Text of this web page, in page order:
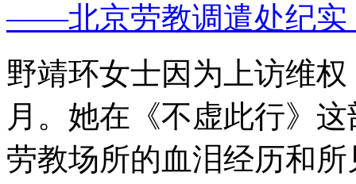
——北京劳教调遣处纪实
野靖环女士因为上访维
月。她在《不虚此行》
劳教场所的血泪经历和